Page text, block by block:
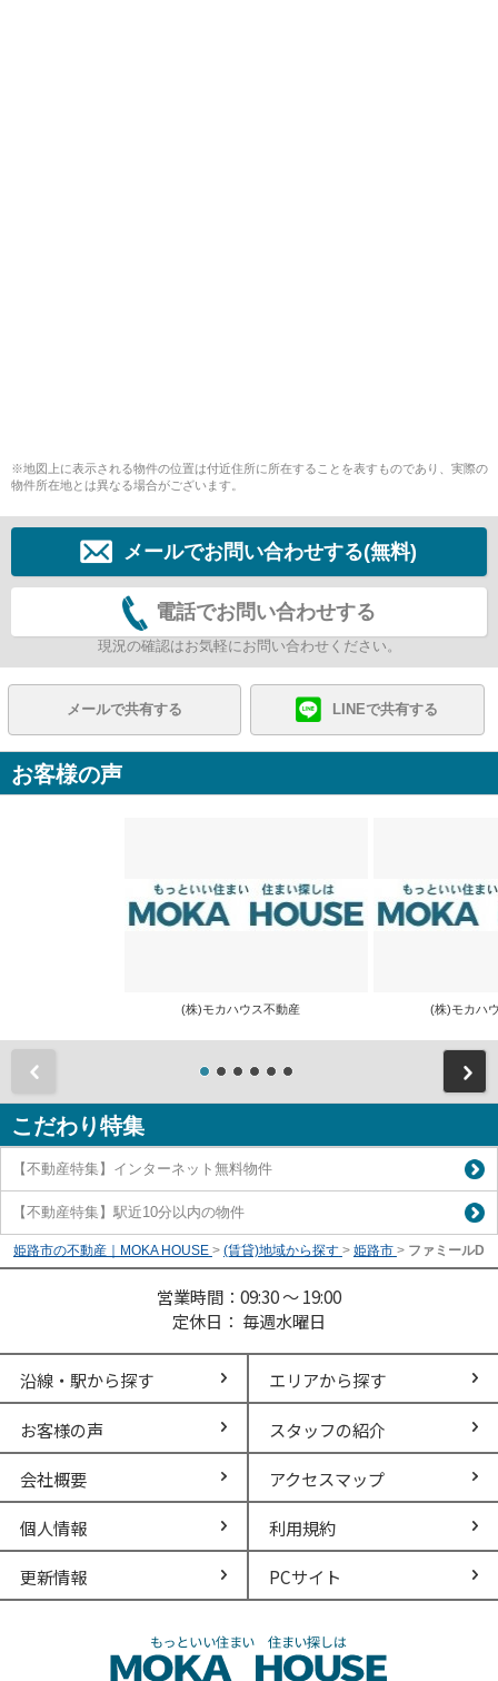
※地図上に表示される物件の位置は付近住所に所在することを表すものであり、実際の
物件所在地とは異なる場合がございます。
メールでお問い合わせする(無料)
電話でお問い合わせする
現況の確認はお気軽にお問い合わせください。
メールで共有する LINEで共有する
お客様の声
(株)モカハウス不動産 (株)モカハ
こだわり特集
【不動産特集】インターネット無料物件
【不動産特集】駅近10分以内の物件
姫路市の不動産｜MOKA HOUSE > (賃貸)地域から探す > 姫路市 > ファミールD
営業時間：09:30 ～ 19:00
定休日： 毎週水曜日
沿線・駅から探す エリアから探す
お客様の声 スタッフの紹介
会社概要 アクセスマップ
個人情報 利用規約
更新情報 PCサイト